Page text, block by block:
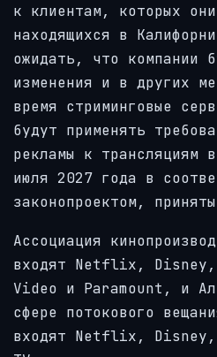
к клиентам, которых
находящихся в
ожидать, что компании
изменения и в других
время стриминговые
будут применять
рекламы к трансляциям
июля 2027 года в
законопроектом,
Ассоциация
входят Netflix, Disney,
Video и Paramount, и
сфере потокового
входят Netflix,